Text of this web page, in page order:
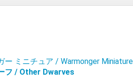
ー ミニチュア / Warmonger
フ / Other Dwarves